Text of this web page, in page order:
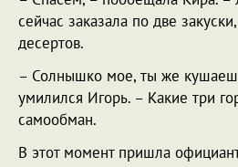
сейчас заказала по две
десертов.
– Солнышко мое, ты же
умилился Игорь. – Какие три
самообман.
В этот момент пришла